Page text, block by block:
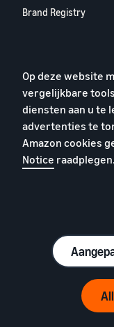
Brand Registry
Over ons
Carrières
Blog
© 2026
Op deze website
vergelijkbare
diensten aan u te
advertenties te
Amazon cookies
Notice raadplegen.